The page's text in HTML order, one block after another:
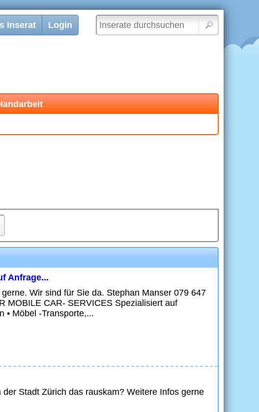
Inserat Login
Anfrage...
Wir sind für Sie da. Stephan Manser 079 647
MOBILE CAR- SERVICES Spezialisiert auf
• Möbel -Transporte,...
Stadt Zürich das rauskam? Weitere Infos gerne